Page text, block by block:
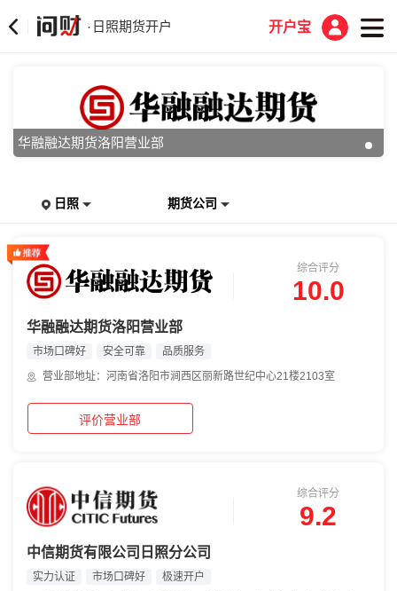
· 日照期货开户 开户宝
华融融达期货洛阳营业部
日照 期货公司
综合评分
10.0
华融融达期货洛阳营业部
市场口碑好 安全可靠
品质服务
营业部地址：河南省洛阳市涧西区丽新路世纪中心21楼2103室
评价营业部
综合评分
9.2
中信期货有限公司日照分公司
实力认证 市场口碑好
极速开户